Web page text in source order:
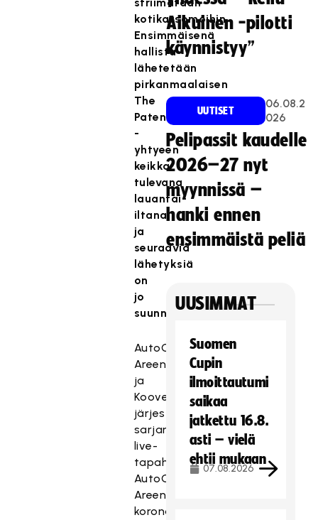
kotikatsomoihin.
Ensimmäisenä
hallista
lähetetään
pirkanmaalaisen
The
Patents
-
yhtyeen
keikka
tulevana
lauantai-
iltana,
ja
seuraavia
lähetyksiä
on
jo
suunnitteilla.
AutoCenter
Areena
ja
Koovee
järjestävät
sarjan
live-
tapahtumia
AutoCenter
Areenalta
koronatilanteen
Aikuinen -pilotti
käynnistyy”
UUTISET
06.08.2
026
Pelipassit kaudelle
2026–27 nyt
myynnissä –
hanki ennen
ensimmäistä peliä
UUSIMMAT
Suomen
Cupin
ilmoittautumi
saikaa
jatkettu 16.8.
asti – vielä
ehtii mukaan
07.08.2026